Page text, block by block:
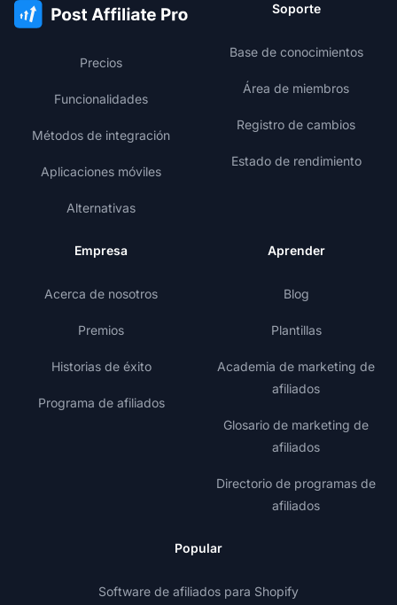
Precios
Funcionalidades
Métodos de integración
Aplicaciones móviles
Alternativas
Soporte
Base de conocimientos
Área de miembros
Registro de cambios
Estado de rendimiento
Empresa
Acerca de nosotros
Premios
Historias de éxito
Programa de afiliados
Aprender
Blog
Plantillas
Academia de marketing de
afiliados
Glosario de marketing de
afiliados
Directorio de programas de
afiliados
Popular
Software de afiliados para Shopify